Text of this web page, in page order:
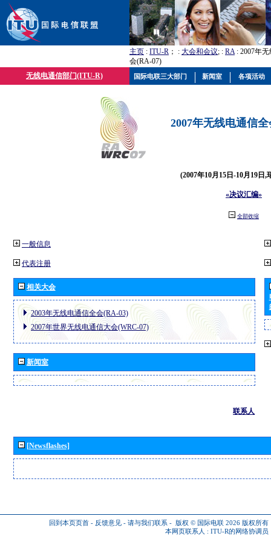
主页 : ITU-R ； : 大会和会议; : RA: 2007年
会(RA-07)
无线电通信部门(ITU-R)
2007年无线电通信
(2007年10月15日-10月19日,
«决议汇编»
全部收缩
一般信息
代表注册
相关大会
2003年无线电通信全会(RA-03)
2007年世界无线电通信大会(WRC-07)
新闻室
联系人
[Newsflashes]
回到本页页首 - 反馈意见 - 请与我们联系 - 版权 © 国际电联 2026 版权所有
本网页联系人 : ITU-R的网络协调员
国际电联三大部门 新闻室 各项活动